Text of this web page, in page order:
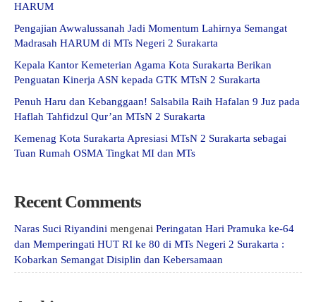
HARUM
Pengajian Awwalussanah Jadi Momentum Lahirnya Semangat
Madrasah HARUM di MTs Negeri 2 Surakarta
Kepala Kantor Kemeterian Agama Kota Surakarta Berikan
Penguatan Kinerja ASN kepada GTK MTsN 2 Surakarta
Penuh Haru dan Kebanggaan! Salsabila Raih Hafalan 9 Juz pada
Haflah Tahfidzul Qur’an MTsN 2 Surakarta
Kemenag Kota Surakarta Apresiasi MTsN 2 Surakarta sebagai
Tuan Rumah OSMA Tingkat MI dan MTs
Recent Comments
Naras Suci Riyandini mengenai Peringatan Hari Pramuka ke-64
dan Memperingati HUT RI ke 80 di MTs Negeri 2 Surakarta :
Kobarkan Semangat Disiplin dan Kebersamaan